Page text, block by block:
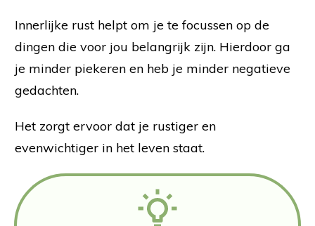
Innerlijke rust helpt om je te focussen op de
dingen die voor jou belangrijk zijn. Hierdoor ga
je minder piekeren en heb je minder negatieve
gedachten.
Het zorgt ervoor dat je rustiger en
evenwichtiger in het leven staat.